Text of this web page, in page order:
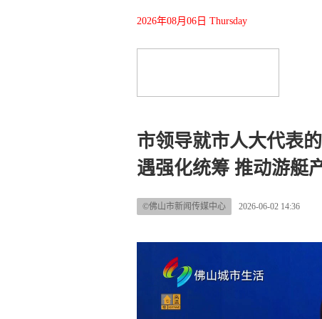
2026年08月06日 Thursday
市领导就市人大代表
遇强化统筹 推动游艇
©佛山市新闻传媒中心 2026-06-02 14:36